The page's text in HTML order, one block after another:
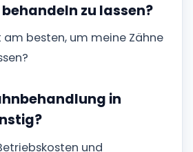
zu lassen?
am besten, um meine Zähne
in
und